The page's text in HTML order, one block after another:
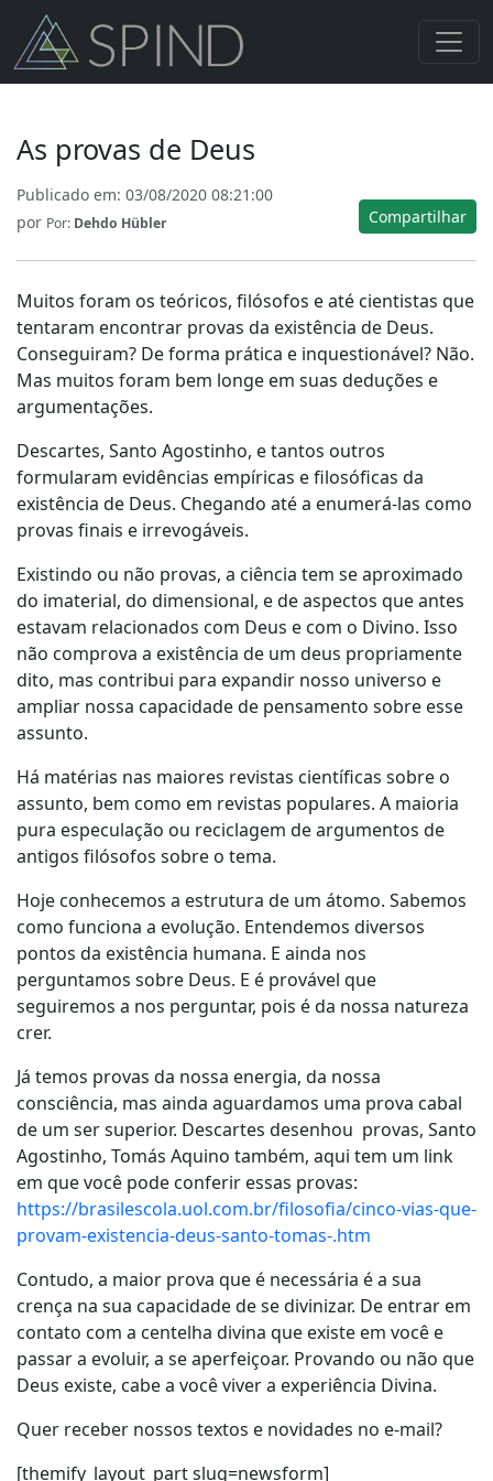
As provas de Deus
Publicado em: 03/08/2020 08:21:00
por Por: Dehdo Hübler Compartilhar
Muitos foram os teóricos, filósofos e até cientistas que
tentaram encontrar provas da existência de Deus.
Conseguiram? De forma prática e inquestionável? Não.
Mas muitos foram bem longe em suas deduções e
argumentações.
Descartes, Santo Agostinho, e tantos outros
formularam evidências empíricas e filosóficas da
existência de Deus. Chegando até a enumerá-las como
provas finais e irrevogáveis.
Existindo ou não provas, a ciência tem se aproximado
do imaterial, do dimensional, e de aspectos que antes
estavam relacionados com Deus e com o Divino. Isso
não comprova a existência de um deus propriamente
dito, mas contribui para expandir nosso universo e
ampliar nossa capacidade de pensamento sobre esse
assunto.
Há matérias nas maiores revistas científicas sobre o
assunto, bem como em revistas populares. A maioria
pura especulação ou reciclagem de argumentos de
antigos filósofos sobre o tema.
Hoje conhecemos a estrutura de um átomo. Sabemos
como funciona a evolução. Entendemos diversos
pontos da existência humana. E ainda nos
perguntamos sobre Deus. E é provável que
seguiremos a nos perguntar, pois é da nossa natureza
crer.
Já temos provas da nossa energia, da nossa
consciência, mas ainda aguardamos uma prova cabal
de um ser superior. Descartes desenhou provas, Santo
Agostinho, Tomás Aquino também, aqui tem um link
em que você pode conferir essas provas:
https://brasilescola.uol.com.br/filosofia/cinco-vias-que-
provam-existencia-deus-santo-tomas-.htm
Contudo, a maior prova que é necessária é a sua
crença na sua capacidade de se divinizar. De entrar em
contato com a centelha divina que existe em você e
passar a evoluir, a se aperfeiçoar. Provando ou não que
Deus existe, cabe a você viver a experiência Divina.
Quer receber nossos textos e novidades no e-mail?
[themify_layout_part slug=newsform]